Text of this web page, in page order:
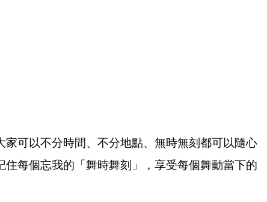
可以不分時間、不分地點、無時無刻都可以隨心
每個忘我的「舞時舞刻」，享受每個舞動當下的